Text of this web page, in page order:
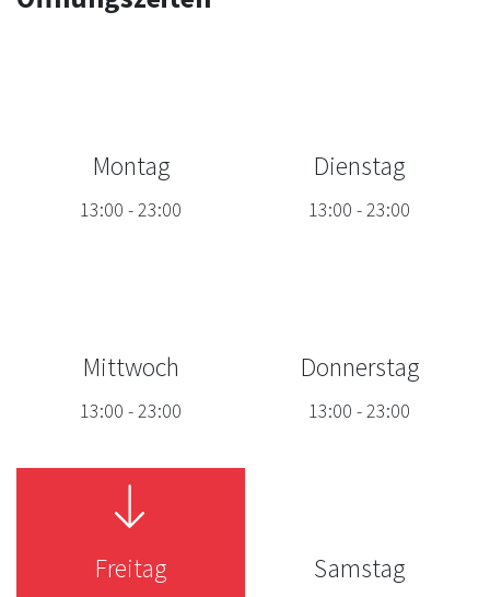
Montag
13:00 -23:00
Dienstag
13:00 -23:00
Mittwoch
13:00 -23:00
Donnerstag
13:00 -23:00
Freitag Samstag